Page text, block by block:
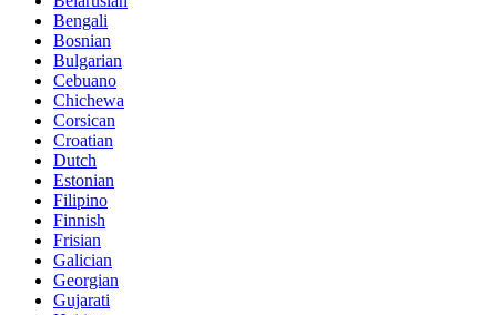
Bengali
Bosnian
Bulgarian
Cebuano
Chichewa
Corsican
Croatian
Dutch
Estonian
Filipino
Finnish
Frisian
Galician
Georgian
Gujarati